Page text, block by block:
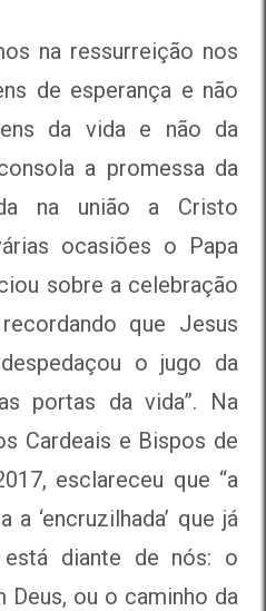
na ressurreição nos
de esperança e não
da vida e não da
a promessa da
na união a Cristo
ocasiões o Papa
sobre a celebração
que Jesus
o jugo da
portas da vida”. Na
Cardeais e Bispos de
esclareceu que “a
‘encruzilhada’ que já
está diante de nós: o
Deus, ou o caminho da